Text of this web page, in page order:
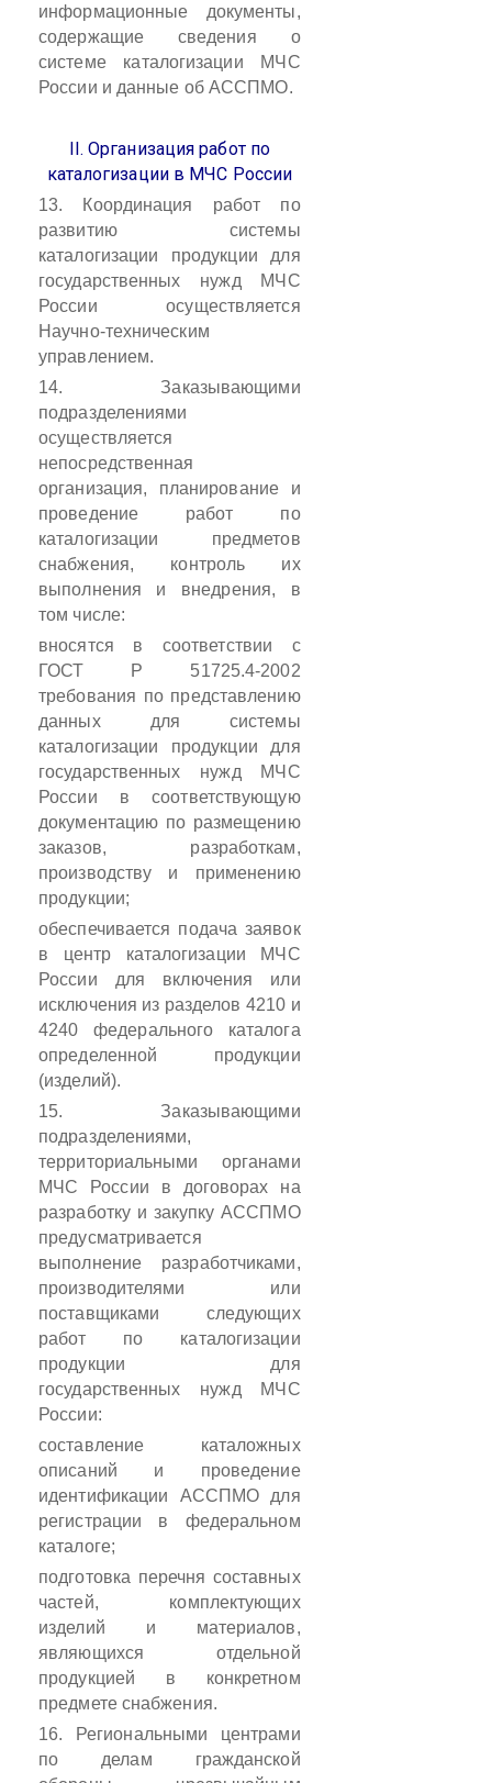
информационные документы,
содержащие сведения о
системе каталогизации МЧС
России и данные об АССПМО.
II. Организация работ по
каталогизации в МЧС России
13. Координация работ по
развитию системы
каталогизации продукции для
государственных нужд МЧС
России осуществляется
Научно-техническим
управлением.
14. Заказывающими
подразделениями
осуществляется
непосредственная
организация, планирование и
проведение работ по
каталогизации предметов
снабжения, контроль их
выполнения и внедрения, в
том числе:
вносятся в соответствии с
ГОСТ Р 51725.4-2002
требования по представлению
данных для системы
каталогизации продукции для
государственных нужд МЧС
России в соответствующую
документацию по размещению
заказов, разработкам,
производству и применению
продукции;
обеспечивается подача заявок
в центр каталогизации МЧС
России для включения или
исключения из разделов 4210 и
4240 федерального каталога
определенной продукции
(изделий).
15. Заказывающими
подразделениями,
территориальными органами
МЧС России в договорах на
разработку и закупку АССПМО
предусматривается
выполнение разработчиками,
производителями или
поставщиками следующих
работ по каталогизации
продукции для
государственных нужд МЧС
России:
составление каталожных
описаний и проведение
идентификации АССПМО для
регистрации в федеральном
каталоге;
подготовка перечня составных
частей, комплектующих
изделий и материалов,
являющихся отдельной
продукцией в конкретном
предмете снабжения.
16. Региональными центрами
по делам гражданской